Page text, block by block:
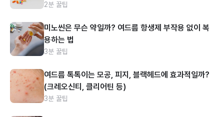
2분 꿀팁
미노씬은 무슨 약일까? 여드름 항생제 부작용 없이 복
용하는 법
3분 꿀팁
여드름 톡톡이는 모공, 피지, 블랙헤드에 효과적일까?
(크레오신티, 클리어틴 등)
3분 꿀팁